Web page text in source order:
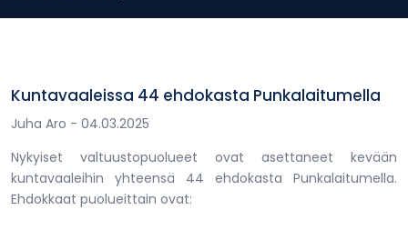
Kuntavaaleissa 44 ehdokasta Punkalaitumella
Juha Aro - 04.03.2025
Nykyiset valtuustopuolueet ovat asettaneet kevään
kuntavaaleihin yhteensä 44 ehdokasta Punkalaitumella.
Ehdokkaat puolueittain ovat: